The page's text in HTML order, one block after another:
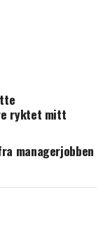
ryktet mitt
managerjobben